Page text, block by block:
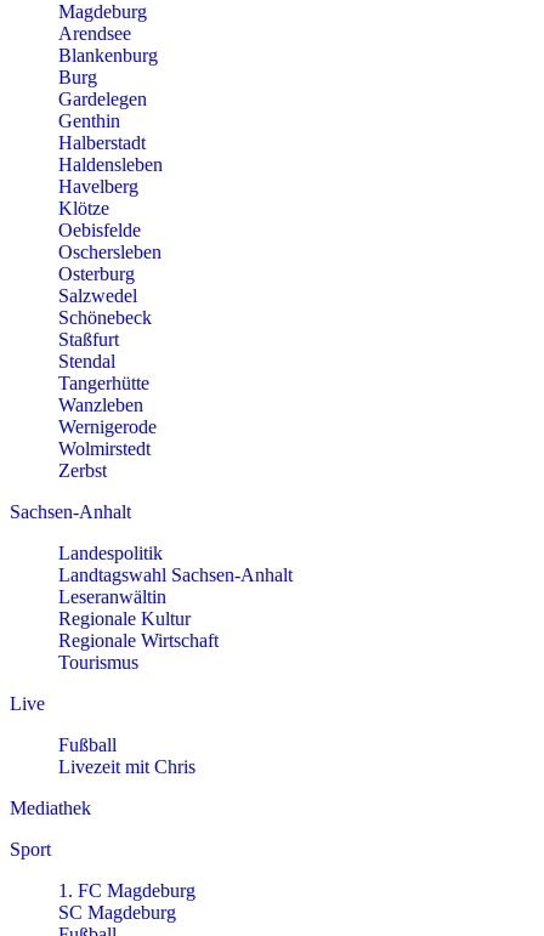
Magdeburg
Arendsee
Blankenburg
Burg
Gardelegen
Genthin
Halberstadt
Haldensleben
Havelberg
Klötze
Oebisfelde
Oschersleben
Osterburg
Salzwedel
Schönebeck
Staßfurt
Stendal
Tangerhütte
Wanzleben
Wernigerode
Wolmirstedt
Zerbst
Sachsen-Anhalt
Landespolitik
Landtagswahl Sachsen-Anhalt
Leseranwältin
Regionale Kultur
Regionale Wirtschaft
Tourismus
Live
Fußball
Livezeit mit Chris
Mediathek
Sport
1. FC Magdeburg
SC Magdeburg